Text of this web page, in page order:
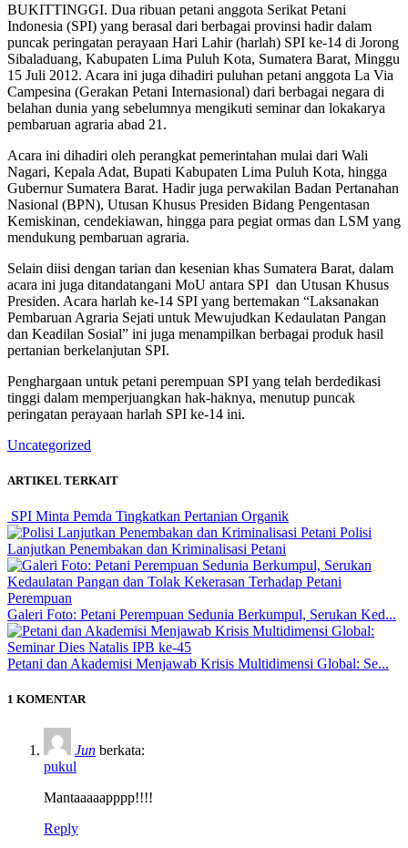
BUKITTINGGI. Dua ribuan petani anggota Serikat Petani
Indonesia (SPI) yang berasal dari berbagai provinsi hadir dalam
puncak peringatan perayaan Hari Lahir (harlah) SPI ke-14 di Jorong
Sibaladuang, Kabupaten Lima Puluh Kota, Sumatera Barat, Minggu
15 Juli 2012. Acara ini juga dihadiri puluhan petani anggota La Via
Campesina (Gerakan Petani Internasional) dari berbagai negara di
belahan dunia yang sebelumnya mengikuti seminar dan lokakarya
pembaruan agraria abad 21.
Acara ini dihadiri oleh perangkat pemerintahan mulai dari Wali
Nagari, Kepala Adat, Bupati Kabupaten Lima Puluh Kota, hingga
Gubernur Sumatera Barat. Hadir juga perwakilan Badan Pertanahan
Nasional (BPN), Utusan Khusus Presiden Bidang Pengentasan
Kemiskinan, cendekiawan, hingga para pegiat ormas dan LSM yang
mendukung pembaruan agraria.
Selain diisi dengan tarian dan kesenian khas Sumatera Barat, dalam
acara ini juga ditandatangani MoU antara SPI dan Utusan Khusus
Presiden. Acara harlah ke-14 SPI yang bertemakan “Laksanakan
Pembaruan Agraria Sejati untuk Mewujudkan Kedaulatan Pangan
dan Keadilan Sosial” ini juga menampilkan berbagai produk hasil
pertanian berkelanjutan SPI.
Penghargaan untuk petani perempuan SPI yang telah berdedikasi
tinggi dalam memperjuangkan hak-haknya, menutup puncak
peringatan perayaan harlah SPI ke-14 ini.
Uncategorized
ARTIKEL TERKAIT
SPI Minta Pemda Tingkatkan Pertanian Organik
Polisi
Lanjutkan Penembakan dan Kriminalisasi Petani
Galeri Foto: Petani Perempuan Sedunia Berkumpul, Serukan Ked...
Petani dan Akademisi Menjawab Krisis Multidimensi Global: Se...
1 KOMENTAR
Jun berkata:
pukul
Mantaaaaapppp!!!!
Reply